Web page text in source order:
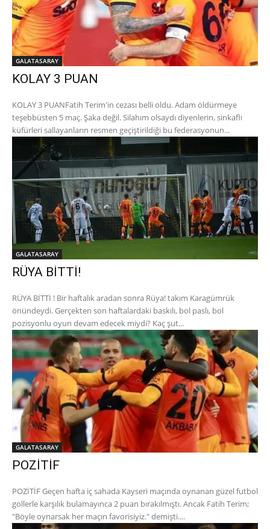
GALATASARAY
KOLAY 3 PUAN
KOLAY 3 PUANFatih Terim'in cezası belli oldu. Adam öldürmeye
teşebbüsten 5 maç. Şaka değil. Silahım olsaydı diyenlerin, sinkaflı
küfürleri sallayanların resmen geçiştirildiği bu federasyonun...
GALATASARAY
RÜYA BİTTİ!
RÜYA BİTTİ ! Bir haftalık aradan sonra Rüya! takım Karagümrük
önündeydi. Gerçekten son haftalardaki baskılı, bol paslı, bol
pozisyonlu oyun devam edecek miydi? Kaç şut...
GALATASARAY
POZİTİF
POZİTİF Geçen hafta iç sahada Kayseri maçında oynanan güzel futbol
gollerle karşılık bulamayınca 2 puan bırakılmıştı. Ancak Fatih Terim;
"Böyle oynarsak her maçın favorisiyiz." demişti....